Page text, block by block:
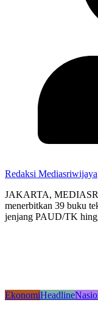
Redaksi Mediasriwijaya
JAKARTA,
menerbitkan 39 buku
jenjang PAUD/TK
EkonomiHeadline